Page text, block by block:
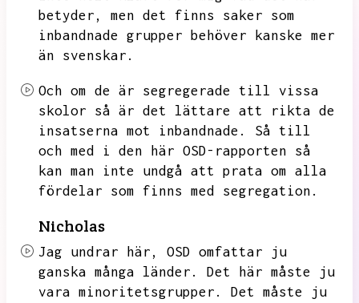
betyder,
men det finns saker som
inbandnade grupper behöver kanske mer
än svenskar.
Och om de är segregerade till vissa
skolor så är det lättare att rikta de
insatserna mot inbandnade.
Så till
och med i den här OSD-rapporten så
kan man inte undgå att prata om alla
fördelar som finns med segregation.
Nicholas
Jag undrar här,
OSD omfattar ju
ganska många länder.
Det här måste ju
vara minoritetsgrupper.
Det måste ju